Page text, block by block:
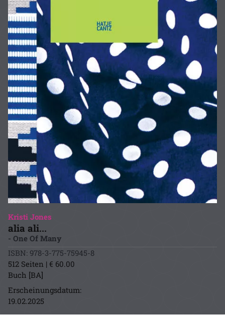
Kristi Jones
alia ali...
- One Of Many
ISBN: 978-3-775-75945-8
512 Seiten | € 60.00
Buch [BA]
Erscheinungsdatum:
19.02.2025